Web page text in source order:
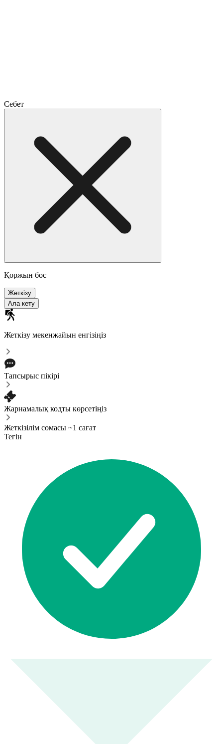
Себет
Қоржын бос
Жеткізу
Ала кету
Жеткізу мекенжайын енгізіңіз
Тапсырыс пікірі
Жарнамалық кодты көрсетіңіз
Жеткізілім сомасы ~1 сағат
Тегін